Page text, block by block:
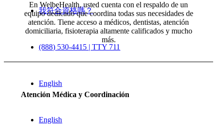
我符合資格嗎？
(888) 530-4415 | TTY 711
English
English
En WelbeHealth, usted cuenta con el respaldo de un
equipo dedicado que coordina todas sus necesidades de
atención. Tiene acceso a médicos, dentistas, atención
domiciliaria, fisioterapia altamente calificados y mucho
más.
Atención Médica y Coordinación